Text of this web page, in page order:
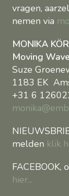
vragen,
nemen via
MONIKA
Moving
Suze
1183 EK
+31 6
melden klik
FACEBOOK,
hier...